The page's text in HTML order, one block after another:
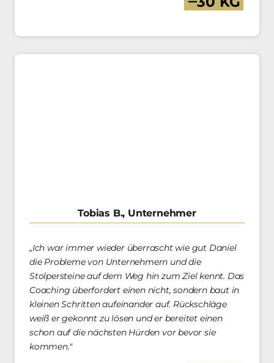
Tobias B., Unternehmer
„Ich war immer wieder überrascht wie gut Daniel
die Probleme von Unternehmern und die
Stolpersteine auf dem Weg hin zum Ziel kennt. Das
Coaching überfordert einen nicht, sondern baut in
kleinen Schritten aufeinander auf. Rückschläge
weiß er gekonnt zu lösen und er bereitet einen
schon auf die nächsten Hürden vor bevor sie
kommen."